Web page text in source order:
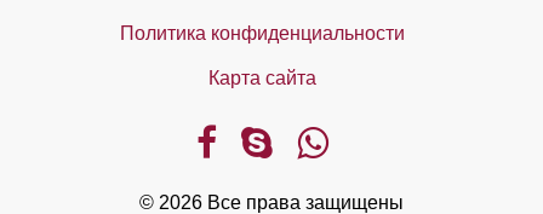
Политика конфиденциальности
Карта сайта
© 2026 Все права защищены